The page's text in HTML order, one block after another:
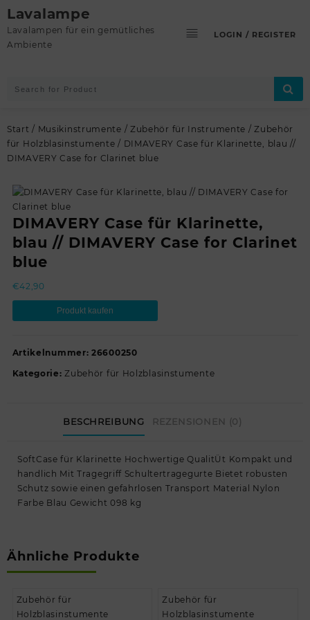
Skip
to
content
Lavalampe
Lavalampen für ein gemütliches
Ambiente
LOGIN / REGISTER
Start / Musikinstrumente / Zubehör für Instrumente /Zubehör
für Holzblasinstumente / DIMAVERY Case für Klarinette, blau //
DIMAVERY Case for Clarinet blue
DIMAVERY Case für Klarinette,
blau // DIMAVERY Case for Clarinet
blue
€42,90
Produkt kaufen
Artikelnummer: 26600250
Kategorie: Zubehör für Holzblasinstumente
BESCHREIBUNG REZENSIONEN (0)
SoftCase für Klarinette Hochwertige QualitÜt Kompakt und
handlich Mit Tragegriff Schultertragegurte Bietet robusten
Schutz sowie einen gefahrlosen Transport Material Nylon
Farbe Blau Gewicht 098 kg
Ähnliche Produkte
Zubehör für
Holzblasinstumente
Zubehör für
Holzblasinstumente